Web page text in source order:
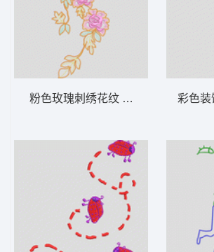
粉色玫瑰刺绣花纹 经典传统玫瑰花
彩色